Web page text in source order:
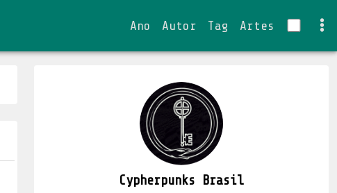
Ano Autor Tag Artes
Cypherpunks Brasil